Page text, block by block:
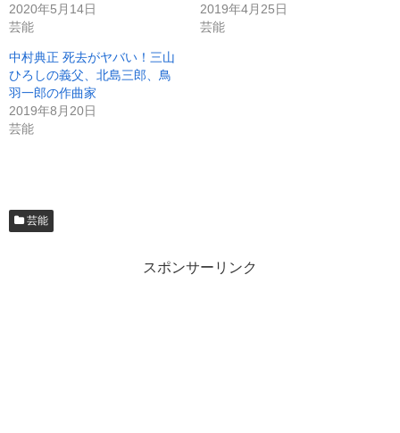
2020年5月14日
芸能
2019年4月25日
芸能
中村典正 死去がヤバい！三山
ひろしの義父、北島三郎、鳥
羽一郎の作曲家
2019年8月20日
芸能
芸能
スポンサーリンク